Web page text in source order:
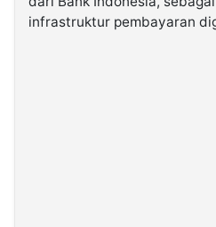
infrastruktur pembayaran